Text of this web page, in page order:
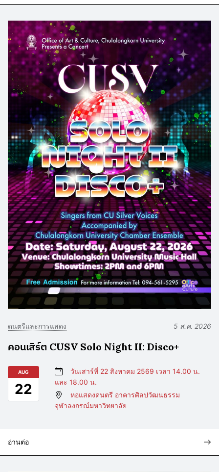
ดนตรีและการแสดง 5 ส.ค. 2026
คอนเสิร์ต CUSV Solo Night II: Disco+
AUG
22
วันเสาร์ที่ 22 สิงหาคม 2569 เวลา 14.00 น.
และ 18.00 น.
หอแสดงดนตรี อาคารศิลปวัฒนธรรม
จุฬาลงกรณ์มหาวิทยาลัย
อ่านต่อ